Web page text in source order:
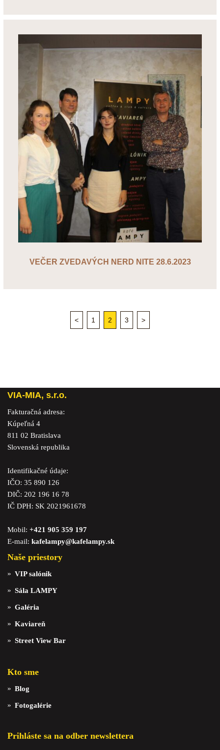
VEČER ZVEDAVÝCH NERD NITE 28.6.2023
< 1 2 3 >
VIA-MIA, s.r.o.
Fakturačná adresa:
Kúpeľná 4
811 02 Bratislava
Slovenská republika
Identifikačné údaje:
IČO: 35 890 126
DIČ: 202 196 16 78
IČ DPH: SK 2021961678
Mobil: +421 905 359 197
E-mail: kafelampy@kafelampy.sk
Naše priestory
VIP salónik
Sála LAMPY
Galéria
Kaviareň
Street View Bar
Kto sme
Blog
Fotogalérie
Prihláste sa na odber newslettera